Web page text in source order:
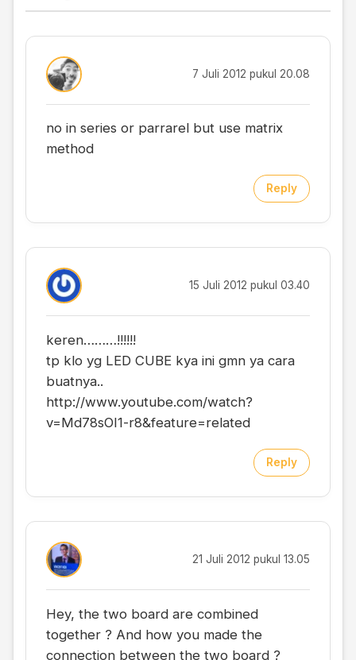
7 Juli 2012 pukul 20.08
no in series or parrarel but use matrix
method
Reply
15 Juli 2012 pukul 03.40
keren………!!!!!!
tp klo yg LED CUBE kya ini gmn ya cara
buatnya..
http://www.youtube.com/watch?
v=Md78sOI1-r8&feature=related
Reply
21 Juli 2012 pukul 13.05
Hey, the two board are combined
together ? And how you made the
connection between the two board ?